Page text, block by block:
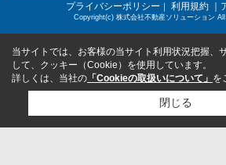
プライバシーポリシー 利用規約
Copyright(c) 株式会社不動産ソリューション
当サイトでは、お客様の当サイト利用状況把握、
して、クッキー（Cookie）を使用しています。
詳しくは、当社の 「Cookieの取扱いについて」 を
閉じる